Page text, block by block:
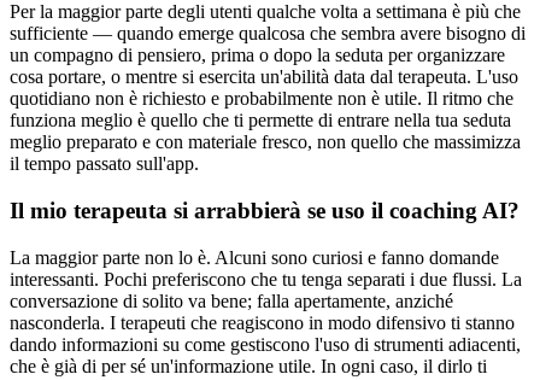
Per la maggior parte degli utenti qualche volta a settimana è più che
sufficiente — quando emerge qualcosa che sembra avere bisogno di
un compagno di pensiero, prima o dopo la seduta per organizzare
cosa portare, o mentre si esercita un'abilità data dal terapeuta. L'uso
quotidiano non è richiesto e probabilmente non è utile. Il ritmo che
funziona meglio è quello che ti permette di entrare nella tua seduta
meglio preparato e con materiale fresco, non quello che massimizza
il tempo passato sull'app.
Il mio terapeuta si arrabbierà se uso il coaching AI?
La maggior parte non lo è. Alcuni sono curiosi e fanno domande
interessanti. Pochi preferiscono che tu tenga separati i due flussi. La
conversazione di solito va bene; falla apertamente, anziché
nasconderla. I terapeuti che reagiscono in modo difensivo ti stanno
dando informazioni su come gestiscono l'uso di strumenti adiacenti,
che è già di per sé un'informazione utile. In ogni caso, il dirlo ti